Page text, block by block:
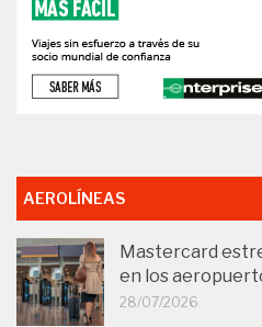
AEROLÍNEAS
Mastercard
en los
28/07/2026